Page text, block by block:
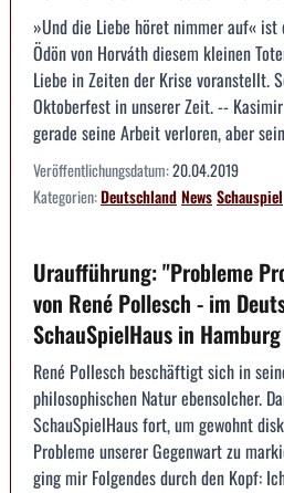
»Und die Liebe höret nimmer auf« ist
Ödön von Horváth diesem kleinen
Liebe in Zeiten der Krise voranstellt.
Oktoberfest in unserer Zeit. --
gerade seine Arbeit verloren, aber
Veröffentlichungsdatum:20.04.2019
Kategorien:DeutschlandNewsSchauspiel
Uraufführung: "Probleme
von René Pollesch - im
SchauSpielHaus in Hamburg
René Pollesch beschäftigt sich in
philosophischen Natur ebensolcher.
SchauSpielHaus fort, um gewohnt
Probleme unserer Gegenwart zu
ging mir Folgendes durch den Kopf: